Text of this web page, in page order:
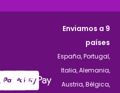
Enviamos a 9
países
España, Portugal,
Italia, Alemania,
Austria, Bélgica,